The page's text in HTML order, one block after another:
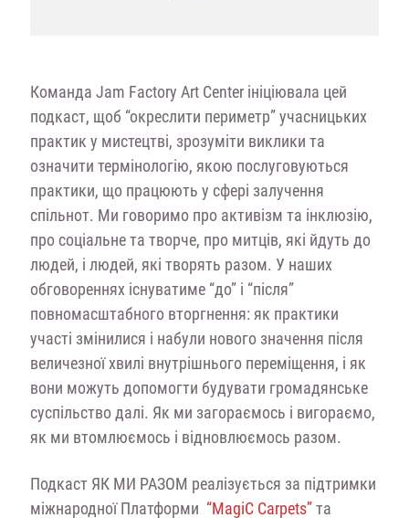
Команда Jam Factory Art Center ініціювала цей
подкаст, щоб “окреслити периметр” учасницьких
практик у мистецтві, зрозуміти виклики та
означити термінологію, якою послуговуються
практики, що працюють у сфері залучення
спільнот. Ми говоримо про активізм та інклюзію,
про соціальне та творче, про митців, які йдуть до
людей, і людей, які творять разом. У наших
обговореннях існуватиме “до” і “після”
повномасштабного вторгнення: як практики
участі змінилися і набули нового значення після
величезної хвилі внутрішнього переміщення, і як
вони можуть допомогти будувати громадянське
суспільство далі. Як ми загораємось і вигораємо,
як ми втомлюємось і відновлюємось разом.
Подкаст ЯК МИ РАЗОМ реалізується за підтримки
міжнародної Платформи “MagiC Carpets”та